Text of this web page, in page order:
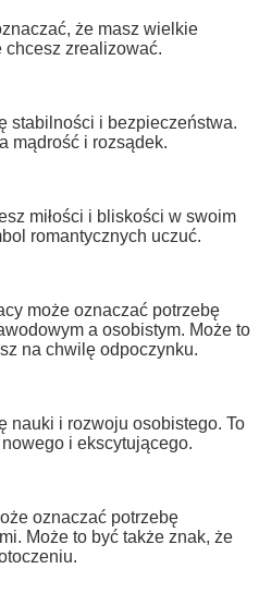
że masz wielkie
zrealizować.
stabilności i bezpieczeństwa.
mądrość i rozsądek.
miłości i bliskości w swoim
romantycznych uczuć.
może oznaczać potrzebę
a osobistym. Może to
na chwilę odpoczynku.
nauki i rozwoju osobistego. To
i ekscytującego.
oznaczać potrzebę
Może to być także znak, że